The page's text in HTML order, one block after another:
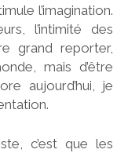
l’imagination.
l’intimité des
grand reporter,
mais d’être
aujourd’hui, je
c’est que les